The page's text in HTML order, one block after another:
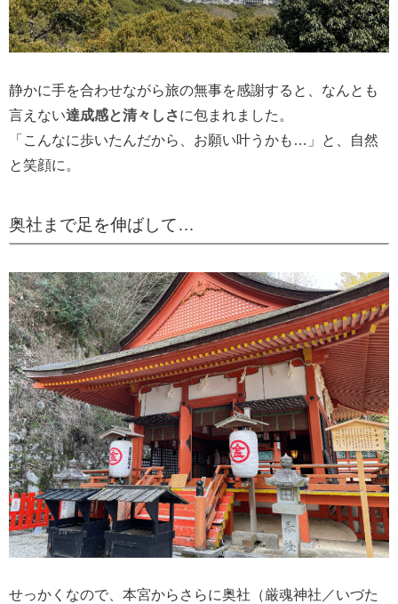
静かに手を合わせながら旅の無事を感謝すると、なんとも
言えない達成感と清々しさに包まれました。
「こんなに歩いたんだから、お願い叶うかも…」と、自然
と笑顔に。
奥社まで足を伸ばして…
せっかくなので、本宮からさらに奥社（厳魂神社／いづた